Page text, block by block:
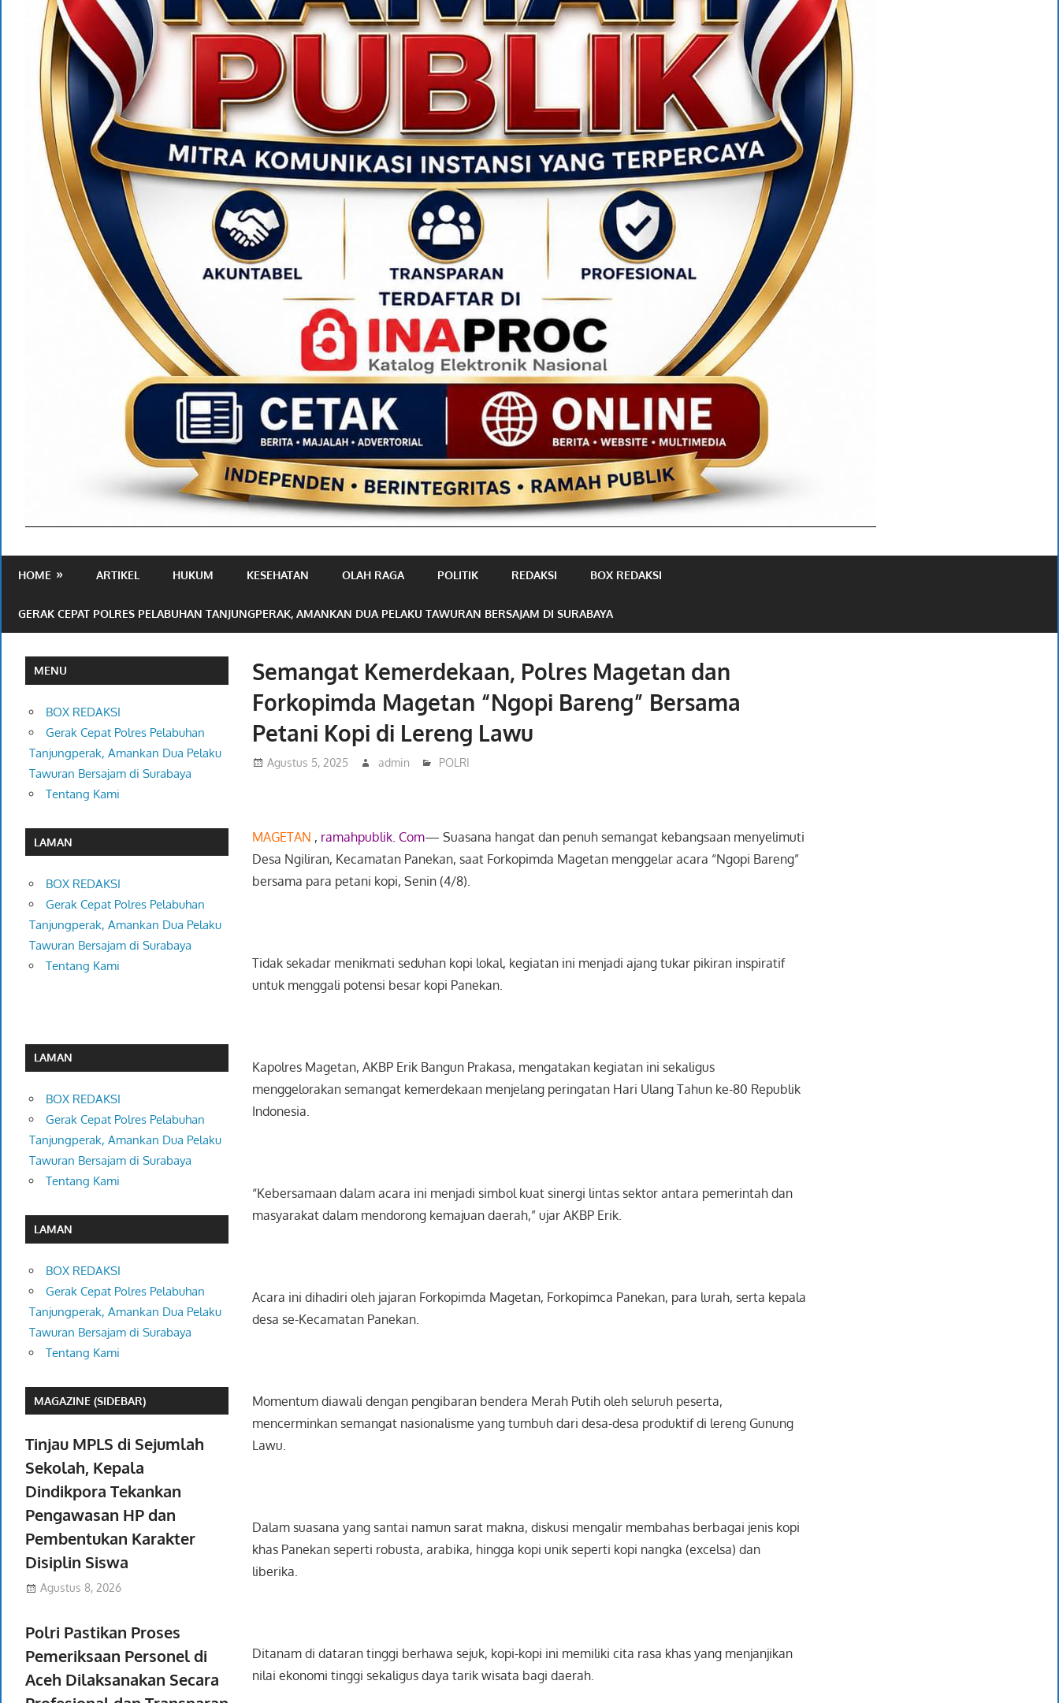
Publik
HOME ARTIKEL HUKUM KESEHATAN OLAH RAGA POLITIK REDAKSI BOX REDAKSI
GERAK CEPAT POLRES PELABUHAN TANJUNGPERAK, AMANKAN DUA PELAKU TAWURAN BERSAJAM DI SURABAYA
Semangat Kemerdekaan, Polres Magetan dan
Forkopimda Magetan “Ngopi Bareng” Bersama
Petani Kopi di Lereng Lawu
Agustus 5, 2025 admin POLRI
MAGETAN , ramahpublik. Com— Suasana hangat dan penuh semangat kebangsaan menyelimuti
Desa Ngiliran, Kecamatan Panekan, saat Forkopimda Magetan menggelar acara “Ngopi Bareng”
bersama para petani kopi, Senin (4/8).
Tidak sekadar menikmati seduhan kopi lokal, kegiatan ini menjadi ajang tukar pikiran inspiratif
untuk menggali potensi besar kopi Panekan.
Kapolres Magetan, AKBP Erik Bangun Prakasa, mengatakan kegiatan ini sekaligus
menggelorakan semangat kemerdekaan menjelang peringatan Hari Ulang Tahun ke-80 Republik
Indonesia.
“Kebersamaan dalam acara ini menjadi simbol kuat sinergi lintas sektor antara pemerintah dan
masyarakat dalam mendorong kemajuan daerah,” ujar AKBP Erik.
Acara ini dihadiri oleh jajaran Forkopimda Magetan, Forkopimca Panekan, para lurah, serta kepala
desa se-Kecamatan Panekan.
Momentum diawali dengan pengibaran bendera Merah Putih oleh seluruh peserta,
mencerminkan semangat nasionalisme yang tumbuh dari desa-desa produktif di lereng Gunung
Lawu.
Dalam suasana yang santai namun sarat makna, diskusi mengalir membahas berbagai jenis kopi
khas Panekan seperti robusta, arabika, hingga kopi unik seperti kopi nangka (excelsa) dan
liberika.
Ditanam di dataran tinggi berhawa sejuk, kopi-kopi ini memiliki cita rasa khas yang menjanjikan
nilai ekonomi tinggi sekaligus daya tarik wisata bagi daerah.
MENU
BOX REDAKSI
Gerak Cepat Polres Pelabuhan
Tanjungperak, Amankan Dua Pelaku
Tawuran Bersajam di Surabaya
Tentang Kami
LAMAN
BOX REDAKSI
Gerak Cepat Polres Pelabuhan
Tanjungperak, Amankan Dua Pelaku
Tawuran Bersajam di Surabaya
Tentang Kami
LAMAN
BOX REDAKSI
Gerak Cepat Polres Pelabuhan
Tanjungperak, Amankan Dua Pelaku
Tawuran Bersajam di Surabaya
Tentang Kami
LAMAN
BOX REDAKSI
Gerak Cepat Polres Pelabuhan
Tanjungperak, Amankan Dua Pelaku
Tawuran Bersajam di Surabaya
Tentang Kami
MAGAZINE (SIDEBAR)
Tinjau MPLS di Sejumlah
Sekolah, Kepala
Dindikpora Tekankan
Pengawasan HP dan
Pembentukan Karakter
Disiplin Siswa
Agustus 8, 2026
Polri Pastikan Proses
Pemeriksaan Personel di
Aceh Dilaksanakan Secara